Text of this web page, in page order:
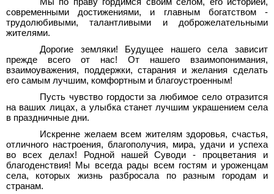
Мы по праву гордимся своим селом, его историей,
современными достижениями, и главным богатством -
трудолюбивыми, талантливыми и доброжелательными
жителями.
Дорогие земляки! Будущее нашего села зависит
прежде всего от нас! От нашего взаимопонимания,
взаимоуважения, поддержки, старания и желания сделать
его самым лучшим, комфортным и благоустроенным!
Пусть чувство гордости за любимое село отразится
на ваших лицах, а улыбка станет лучшим украшением села
в праздничные дни.
Искренне желаем всем жителям здоровья, счастья,
отличного настроения, благополучия, мира, удачи и успеха
во всех делах! Родной нашей Суводи - процветания и
благоденствия! Мы всегда рады всем гостям и уроженцам
села, которых жизнь разбросала по разным городам и
странам.